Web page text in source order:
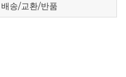
배송/교환/반품